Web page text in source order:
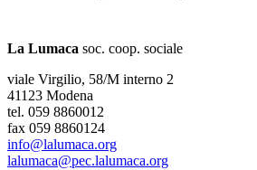
La Lumaca soc. coop. sociale
viale Virgilio, 58/M interno 2
41123 Modena
tel. 059 8860012
fax 059 8860124
info@lalumaca.org
lalumaca@pec.lalumaca.org